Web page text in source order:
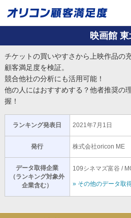
映画館 東
チケットの買いやすさから上映作品の
顧客満足度を検証。
競合他社の分析にも活用可能！
他の人にはおすすめする？他者推奨の
握！
ランキング発表日 2021年7月1日
発行 株式会社oricon ME
データ取得企業
（ランキング対象外
企業含む）
109シネマズ富谷 /
» その他のデータ取